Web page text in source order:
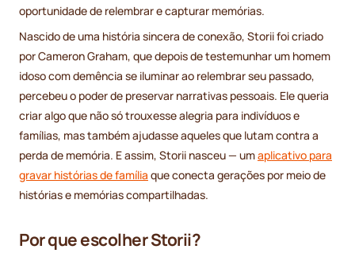
oportunidade de relembrar e capturar memórias.
Nascido de uma história sincera de conexão, Storii foi criado
por Cameron Graham, que depois de testemunhar um homem
idoso com demência se iluminar ao relembrar seu passado,
percebeu o poder de preservar narrativas pessoais. Ele queria
criar algo que não só trouxesse alegria para indivíduos e
famílias, mas também ajudasse aqueles que lutam contra a
perda de memória. E assim, Storii nasceu — umaplicativo para
gravar histórias de família que conecta gerações por meio de
histórias e memórias compartilhadas.
Por que escolher Storii?